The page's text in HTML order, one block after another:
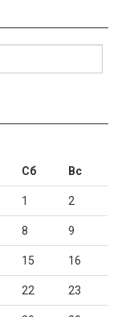
Сб Вс
1 2
8 9
15 16
22 23